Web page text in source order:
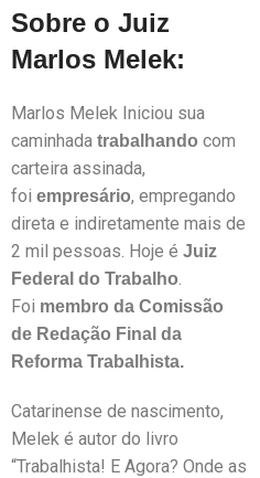
Sobre o Juiz
Marlos Melek:
Marlos Melek Iniciou sua
caminhada trabalhando com
carteira assinada,
foi empresário, empregando
direta e indiretamente mais de
2 mil pessoas. Hoje é Juiz
Federal do Trabalho.
Foi membro da Comissão
de Redação Final da
Reforma Trabalhista.
Catarinense de nascimento,
Melek é autor do livro
“Trabalhista! E Agora? Onde as